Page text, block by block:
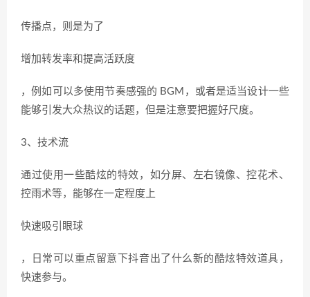
传播点，则是为了
增加转发率和提高活跃度
，例如可以多使用节奏感强的 BGM，或者是适当设计一些
能够引发大众热议的话题，但是注意要把握好尺度。
3、技术流
通过使用一些酷炫的特效，如分屏、左右镜像、控花术、
控雨术等，能够在一定程度上
快速吸引眼球
，日常可以重点留意下抖音出了什么新的酷炫特效道具，
快速参与。